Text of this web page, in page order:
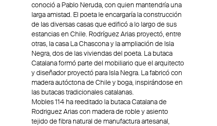
conoció a Pablo Neruda, con quien mantendría una
larga amistad. El poeta le encargaría la construcción
de las diversas casas que edificó a lo largo de sus
estancias en Chile. Rodríguez Arias proyectó, entre
otras, la casa La Chascona y la ampliación de Isla
Negra, dos de las viviendas del poeta. La butaca
Catalana formó parte del mobiliario que el arquitecto
y diseñador proyectó para Isla Negra. La fabricó con
madera autóctona de Chile y boga, inspirándose en
las butacas tradicionales catalanas.
Mobles 114 ha reeditado la butaca Catalana de
Rodriguez Arias con madera de roble y asiento
tejido de fibra natural de manufactura artesanal,